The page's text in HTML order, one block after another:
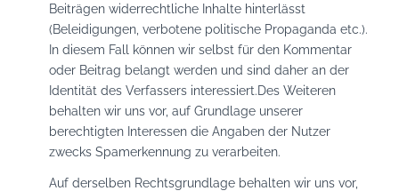
Beiträgen widerrechtliche Inhalte hinterlässt
(Beleidigungen, verbotene politische Propaganda etc.).
In diesem Fall können wir selbst für den Kommentar
oder Beitrag belangt werden und sind daher an der
Identität des Verfassers interessiert.Des Weiteren
behalten wir uns vor, auf Grundlage unserer
berechtigten Interessen die Angaben der Nutzer
zwecks Spamerkennung zu verarbeiten.
Auf derselben Rechtsgrundlage behalten wir uns vor,